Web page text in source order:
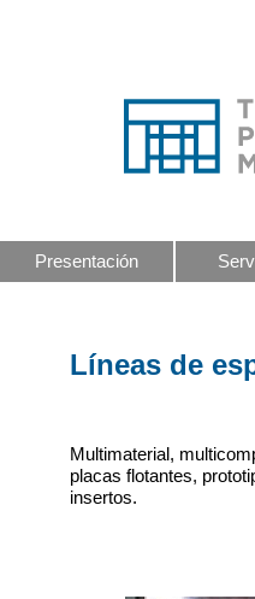
Presentación
Líneas de
Multimaterial,
placas flotantes,
insertos.